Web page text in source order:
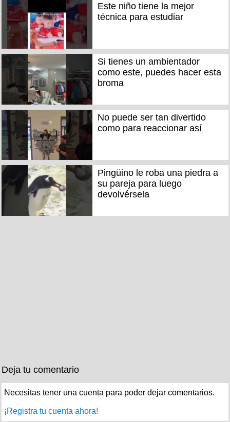
Este niño tiene la mejor
técnica para estudiar
Si tienes un ambientador
como este, puedes hacer esta
broma
No puede ser tan divertido
como para reaccionar así
Pingüino le roba una piedra a
su pareja para luego
devolvérsela
Deja tu comentario
Necesitas tener una cuenta para poder dejar comentarios.
¡Registra tu cuenta ahora!